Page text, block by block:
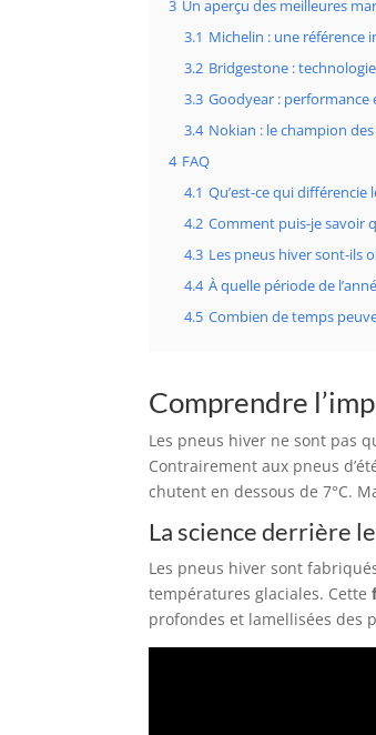
3 Un aperçu des meilleures
3.1 Michelin : une référence
3.2 Bridgestone :
3.3 Goodyear : performance
3.4 Nokian : le champion
4 FAQ
4.1 Qu’est-ce qui différencie
4.2 Comment puis-je savoir
4.3 Les pneus hiver sont-ils
4.4 À quelle période de
4.5 Combien de temps
Comprendre
Les pneus hiver ne sont pas
Contrairement aux pneus
chutent en dessous de 7°C.
La science derrière
Les pneus hiver sont
températures glaciales. Cette
profondes et lamellisées des